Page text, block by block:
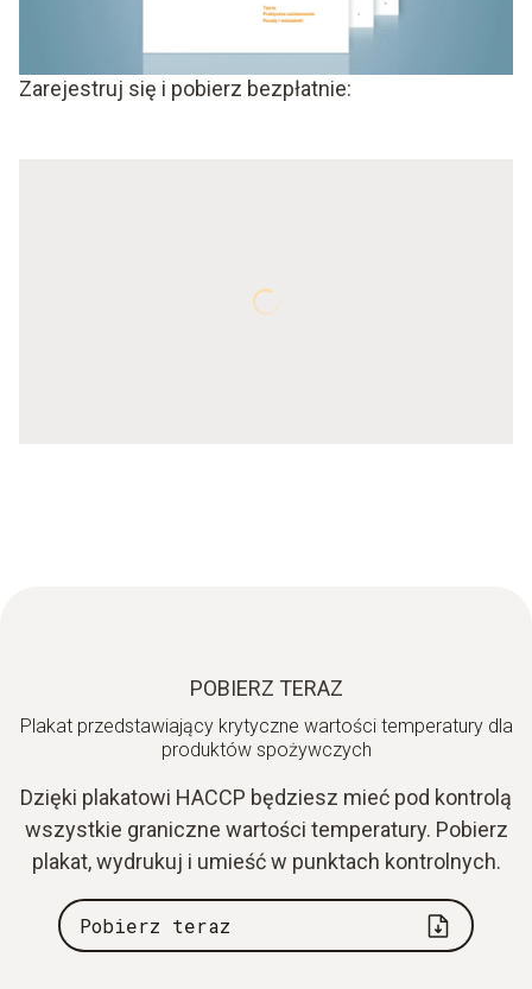
Zarejestruj się i pobierz bezpłatnie:
POBIERZ TERAZ
Plakat przedstawiający krytyczne wartości temperatury dla
produktów spożywczych
Dzięki plakatowi HACCP będziesz mieć pod kontrolą
wszystkie graniczne wartości temperatury. Pobierz
plakat, wydrukuj i umieść w punktach kontrolnych.
Pobierz teraz